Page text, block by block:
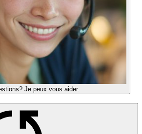
Je peux vous aider.